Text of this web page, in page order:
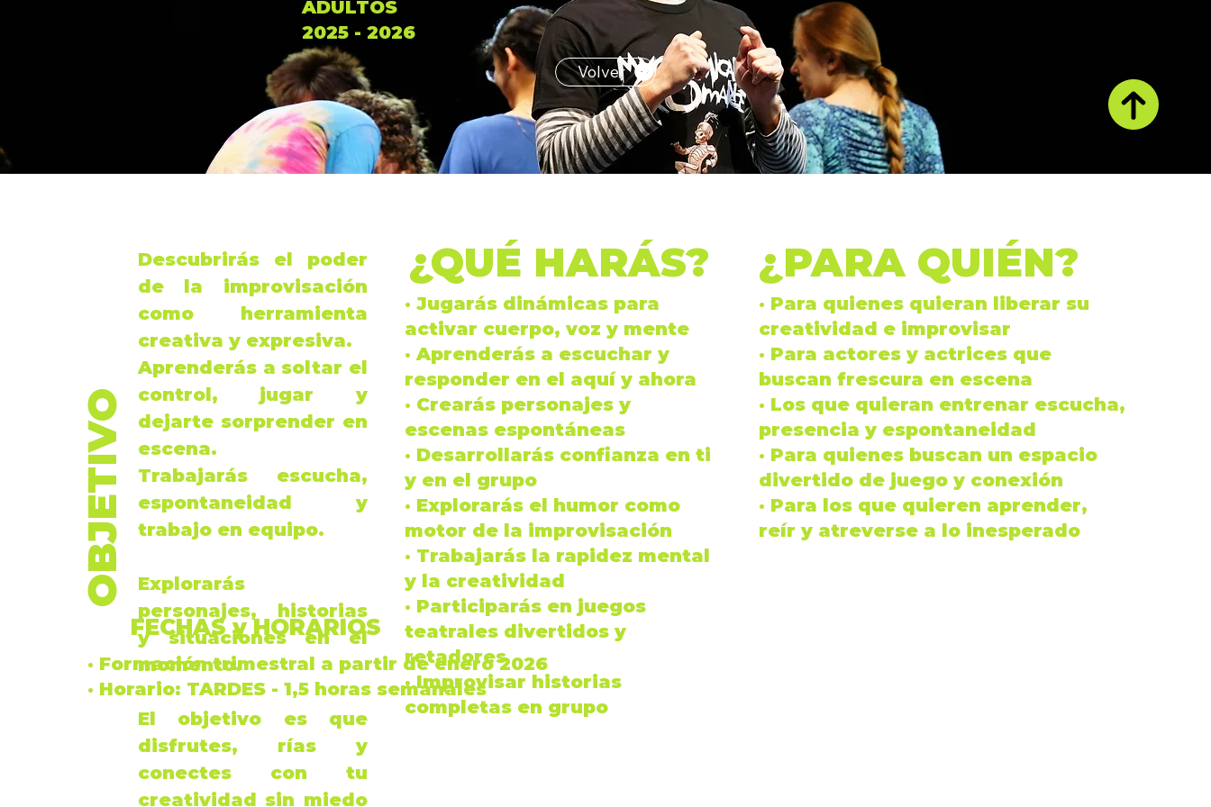
ADULTOS
2025 - 2026
Volver
OBJETIVO
· Formación trimestral a partir deenero 2026
· Horario: TARDES -1,5 horas semanales
Descubrirás el poder
de la improvisación
como herramienta
creativa y expresiva.
Aprenderás a soltar el
control, jugar y
dejarte sorprender en
escena.
Trabajarás escucha,
espontaneidad y
trabajo en equipo.
Explorarás
personajes, historias
y situaciones en el
momento.
El objetivo es que
disfrutes, rías y
conectes con tu
creatividad sin miedo
FECHAS y HORARIOS
¿QUÉ HARÁS?
· Jugarás dinámicas para
activar cuerpo, voz y mente
· Aprenderás a escuchar y
responder en el aquí y ahora
· Crearás personajes y
escenas espontáneas
· Desarrollarás confianza en ti
y en el grupo
· Explorarás el humor como
motor de la improvisación
· Trabajarás la rapidez mental
y la creatividad
· Participarás en juegos
teatrales divertidos y
retadores
· Improvisar historias
completas en grupo
¿PARA QUIÉN?
· Para quienes quieran liberar su
creatividad e improvisar
· Para actores y actrices que
buscan frescura en escena
· Los que quieran entrenar escucha,
presencia y espontaneidad
· Para quienes buscan un espacio
divertido de juego y conexión
· Para los que quieren aprender,
reír y atreverse a lo inesperado